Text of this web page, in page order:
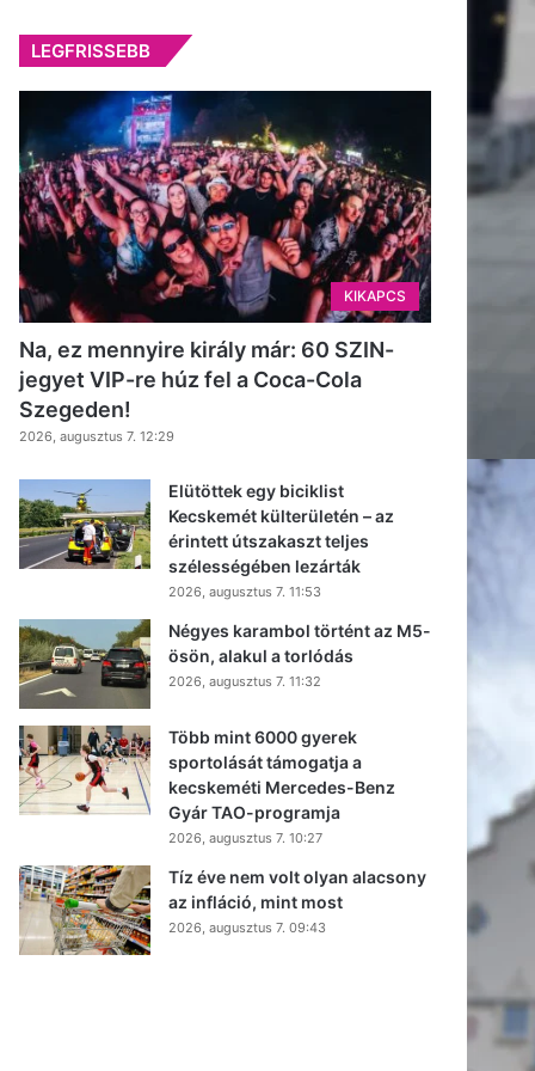
LEGFRISSEBB
KIKAPCS
Na, ez mennyire király már: 60 SZIN-
jegyet VIP-re húz fel a Coca-Cola
Szegeden!
2026, augusztus 7. 12:29
Elütöttek egy biciklist
Kecskemét külterületén – az
érintett útszakaszt teljes
szélességében lezárták
2026, augusztus 7. 11:53
Négyes karambol történt az M5-
ösön, alakul a torlódás
2026, augusztus 7. 11:32
Több mint 6000 gyerek
sportolását támogatja a
kecskeméti Mercedes-Benz
Gyár TAO-programja
2026, augusztus 7. 10:27
Tíz éve nem volt olyan alacsony
az infláció, mint most
2026, augusztus 7. 09:43